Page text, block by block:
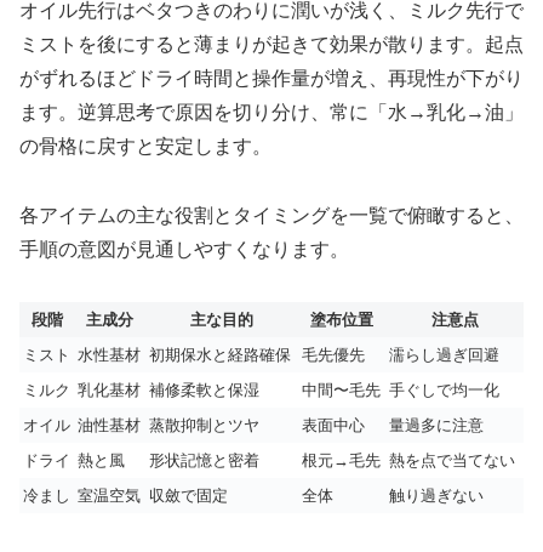
オイル先行はベタつきのわりに潤いが浅く、ミルク先行で
ミストを後にすると薄まりが起きて効果が散ります。起点
がずれるほどドライ時間と操作量が増え、再現性が下がり
ます。逆算思考で原因を切り分け、常に「水→乳化→油」
の骨格に戻すと安定します。
各アイテムの主な役割とタイミングを一覧で俯瞰すると、
手順の意図が見通しやすくなります。
段階 主成分 主な目的 塗布位置
注意点
ミスト
水性基材 初期保水と経路確保 毛先優先
濡らし過ぎ回避
ミルク 乳化基材 補修柔軟と保湿 中間〜毛先 手ぐしで均一化
オイル 油性基材 蒸散抑制とツヤ 表面中心
量過多に注意
ドライ 熱と風 形状記憶と密着 根元→毛先 熱を点で当てない
冷まし 室温空気 収斂で固定 全体 触り過ぎない